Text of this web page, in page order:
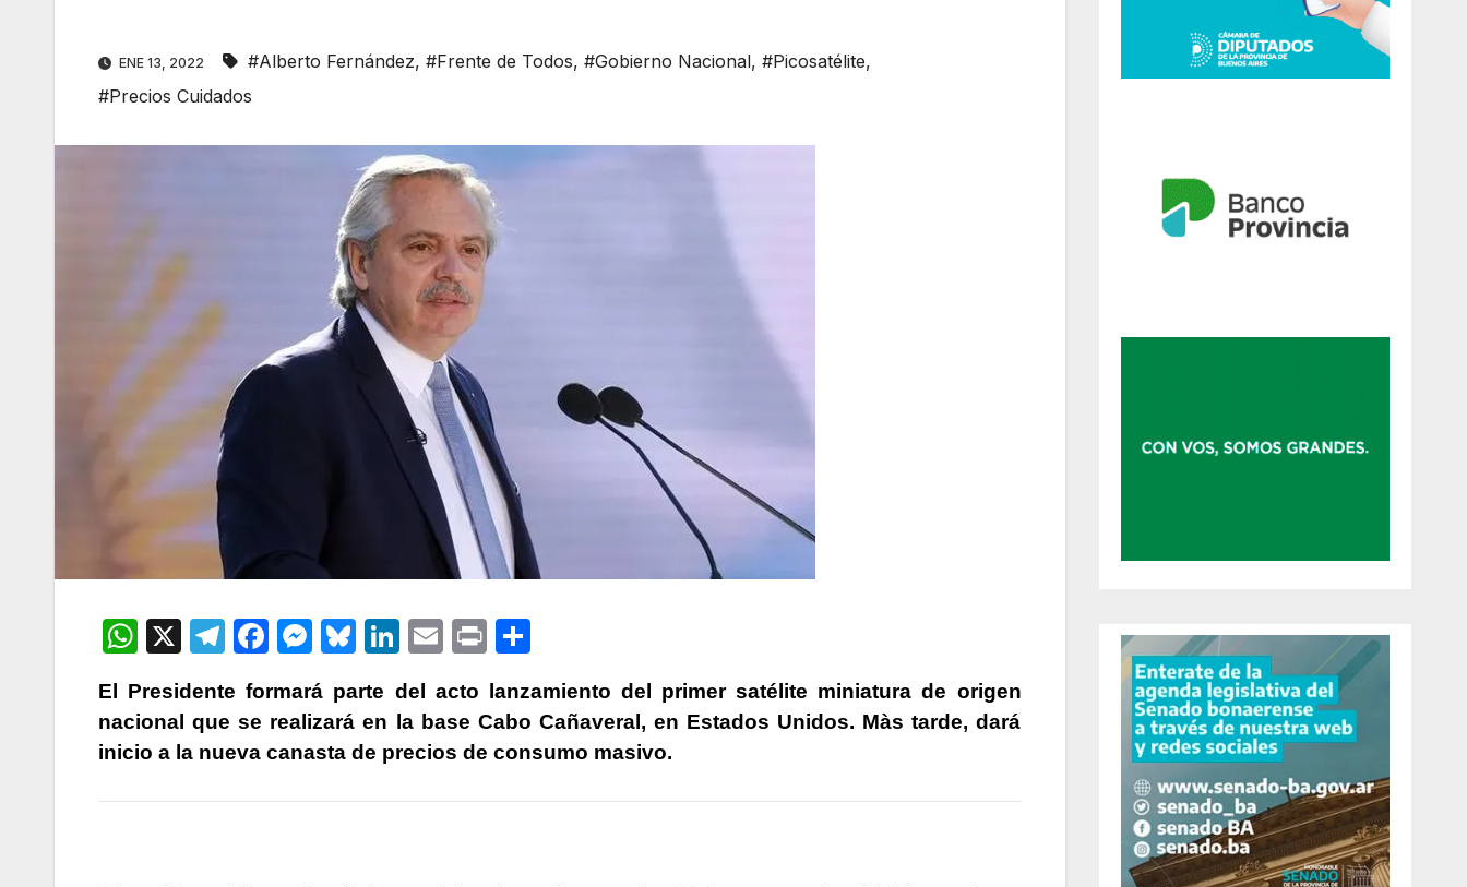
ENE 13, 2022 #Alberto Fernández, #Frente de Todos, #Gobierno Nacional, #Picosatélite,
#Precios Cuidados
W
at
s
p
X
T
e
gr
m
F
c
e
o
M
s
s
n
Bl
e
s
y
Li
k
e
n
E
ail
P
nt m
p
tir
El Presidente formará parte del acto lanzamiento del primer satélite miniatura de origen
nacional que se realizará en la base Cabo Cañaveral, en Estados Unidos. Màs tarde, dará
inicio a la nueva canasta de precios de consumo masivo.